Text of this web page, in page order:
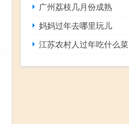
广州荔枝几月份成熟
妈妈过年去哪里玩儿
江苏农村人过年吃什么菜